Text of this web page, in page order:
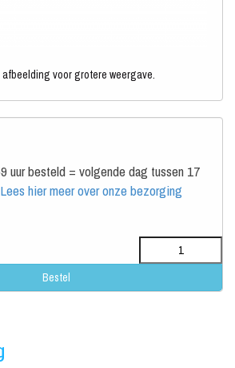
afbeelding voor grotere weergave.
uur besteld = volgende dag tussen 17
Lees hier meer over onze bezorging